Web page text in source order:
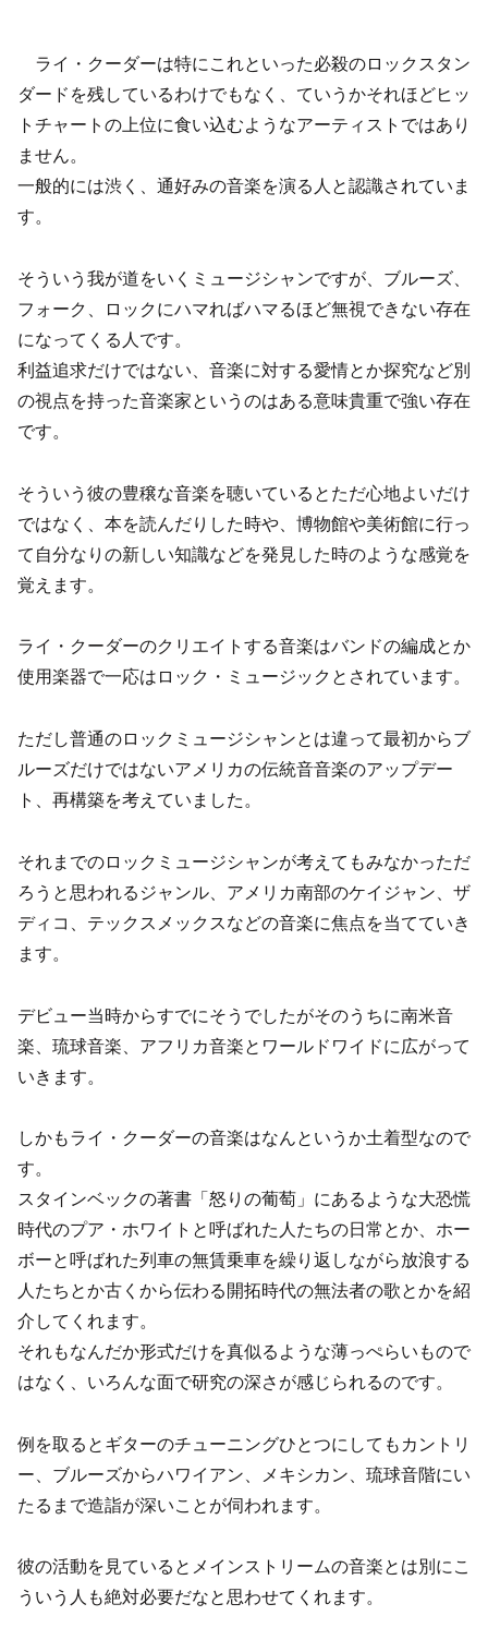
ライ・クーダーは特にこれといった必殺のロックスタン
ダードを残しているわけでもなく、ていうかそれほどヒッ
トチャートの上位に食い込むようなアーティストではあり
ません。
一般的には渋く、通好みの音楽を演る人と認識されていま
す。
そういう我が道をいくミュージシャンですが、ブルーズ、
フォーク、ロックにハマればハマるほど無視できない存在
になってくる人です。
利益追求だけではない、音楽に対する愛情とか探究など別
の視点を持った音楽家というのはある意味貴重で強い存在
です。
そういう彼の豊穣な音楽を聴いているとただ心地よいだけ
ではなく、本を読んだりした時や、博物館や美術館に行っ
て自分なりの新しい知識などを発見した時のような感覚を
覚えます。
ライ・クーダーのクリエイトする音楽はバンドの編成とか
使用楽器で一応はロック・ミュージックとされています。
ただし普通のロックミュージシャンとは違って最初からブ
ルーズだけではないアメリカの伝統音音楽のアップデー
ト、再構築を考えていました。
それまでのロックミュージシャンが考えてもみなかっただ
ろうと思われるジャンル、アメリカ南部のケイジャン、ザ
ディコ、テックスメックスなどの音楽に焦点を当てていき
ます。
デビュー当時からすでにそうでしたがそのうちに南米音
楽、琉球音楽、アフリカ音楽とワールドワイドに広がって
いきます。
しかもライ・クーダーの音楽はなんというか土着型なので
す。
スタインベックの著書「怒りの葡萄」にあるような大恐慌
時代のプア・ホワイトと呼ばれた人たちの日常とか、ホー
ボーと呼ばれた列車の無賃乗車を繰り返しながら放浪する
人たちとか古くから伝わる開拓時代の無法者の歌とかを紹
介してくれます。
それもなんだか形式だけを真似るような薄っぺらいもので
はなく、いろんな面で研究の深さが感じられるのです。
例を取るとギターのチューニングひとつにしてもカントリ
ー、ブルーズからハワイアン、メキシカン、琉球音階にい
たるまで造詣が深いことが伺われます。
彼の活動を見ているとメインストリームの音楽とは別にこ
ういう人も絶対必要だなと思わせてくれます。